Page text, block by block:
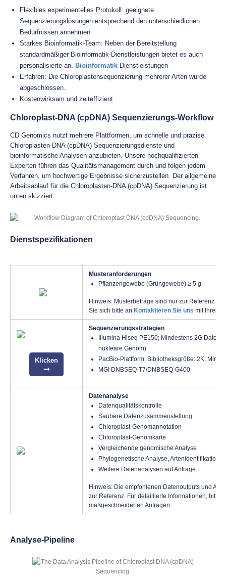
Flexibles experimentelles Protokoll: geeignete
Sequenzierungslösungen entsprechend den unterschiedlichen
Bedürfnissen annehmen
Starkes Bioinformatik-Team: Neben der Bereitstellung
standardmäßiger Bioinformatik-Dienstleistungen bietet es auch
personalisierte an. Bioinformatik Dienstleistungen
Erfahren: Die Chloroplastensequenzierung mehrerer Arten wurde
abgeschlossen.
Kostenwirksam und zeiteffizient
Chloroplast-DNA (cpDNA) Sequenzierungs-Workflow
CD Genomics nutzt mehrere Plattformen, um schnelle und präzise
Chloroplasten-DNA (cpDNA) Sequenzierungsdienste und
bioinformatische Analysen anzubieten. Unsere hochqualifizierten
Experten führen das Qualitätsmanagement durch und folgen jedem
Verfahren, um hochwertige Ergebnisse sicherzustellen. Der allgemeine
Arbeitsablauf für die Chloroplasten-DNA (cpDNA) Sequenzierung ist
unten skizziert.
Dienstspezifikationen
Musteranforderungen
Pflanzengewebe (Grüngewebe) ≥ 5 g
Hinweis: Musterbeträge sind nur zur Referenz
Sie sich bitte an Kontaktieren Sie uns mit Ihren
Klicken
Sequenzierungsstrategien
Illumina Hiseq PE150; Mindestens 2G
nukleare Genom)
PacBio-Plattform: Bibliotheksgröße: 2K;
MGI DNBSEQ-T7/DNBSEQ-G400
Datenanalyse
Datenqualitätskontrolle
Saubere Datenzusammenstellung
Chloroplast-Genomannotation
Chloroplast-Genomkarte
Vergleichende genomische Analyse
Phylogenetische Analyse, Artenidentifikation
Weitere Datenanalysen auf Anfrage.
Hinweis: Die empfohlenen Datenoutputs und
zur Referenz. Für detaillierte Informationen, bitte
maßgeschneiderten Anfragen.
Analyse-Pipeline